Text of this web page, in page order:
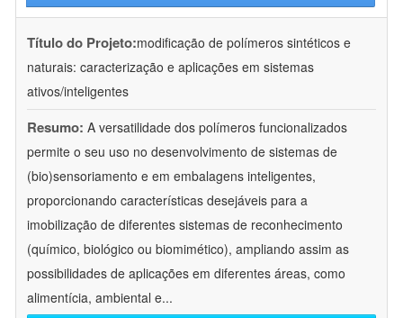
Título do Projeto:modificação de polímeros sintéticos e
naturais: caracterização e aplicações em sistemas
ativos/inteligentes
Resumo: A versatilidade dos polímeros funcionalizados
permite o seu uso no desenvolvimento de sistemas de
(bio)sensoriamento e em embalagens inteligentes,
proporcionando características desejáveis para a
imobilização de diferentes sistemas de reconhecimento
(químico, biológico ou biomimético), ampliando assim as
possibilidades de aplicações em diferentes áreas, como
alimentícia, ambiental e...